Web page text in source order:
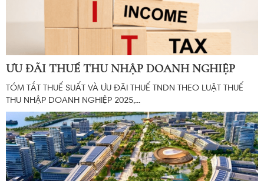
ƯU ĐÃI THUẾ THU NHẬP DOANH NGHIỆP
TÓM TẮT THUẾ SUẤT VÀ ƯU ĐÃI THUẾ TNDN THEO LUẬT THUẾ
THU NHẬP DOANH NGHIỆP 2025,...